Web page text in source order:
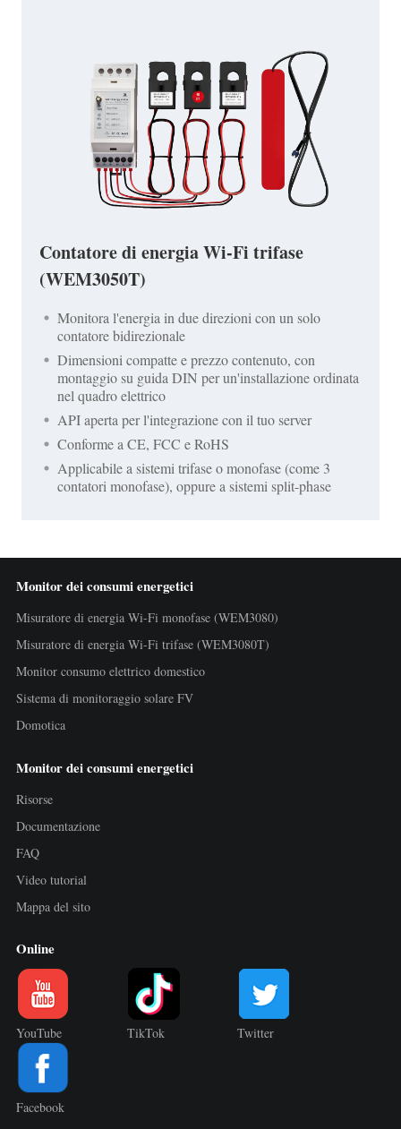
Contatore di energia Wi-Fi trifase
(WEM3050T)
Monitora l'energia in due direzioni con un solo
contatore bidirezionale
Dimensioni compatte e prezzo contenuto, con
montaggio su guida DIN per un'installazione ordinata
nel quadro elettrico
API aperta per l'integrazione con il tuo server
Conforme a CE, FCC e RoHS
Applicabile a sistemi trifase o monofase (come 3
contatori monofase), oppure a sistemi split-phase
Monitor dei consumi energetici
Misuratore di energia Wi-Fi monofase (WEM3080)
Misuratore di energia Wi-Fi trifase (WEM3080T)
Monitor consumo elettrico domestico
Sistema di monitoraggio solare FV
Domotica
Monitor dei consumi energetici
Risorse
Documentazione
FAQ
Video tutorial
Mappa del sito
Online
YouTube TikTok Twitter
Facebook